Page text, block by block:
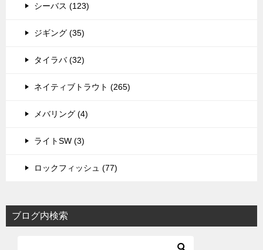
シーバス (123)
ジギング (35)
タイラバ (32)
ネイティブトラウト (265)
メバリング (4)
ライトSW (3)
ロックフィッシュ (77)
ブログ内検索